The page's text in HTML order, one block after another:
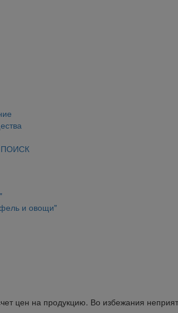
ПОИСК
и овощи"
цен на продукцию. Во избежания